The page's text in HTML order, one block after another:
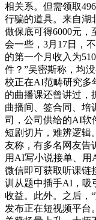
相关系。但需领取
行骗的道具。来自湖
做保底可得6000元
会一些，3月17日，
的第一个月收入为
件？”吴密斯称，均
校正在AI范畴研究多
的曲播课还曾讲过，
曲播间、签合同、培
司，公司供给的AI软
短剧切片，难辨逻辑
友称，有多名网友告
用AI写小说接单、
微信即可获取听课链
训从题中插手AI，吸
收益。此外。之后，
发布正在短视频平台